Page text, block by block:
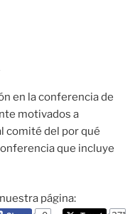
en la conferencia de
motivados a
comité del por qué
que incluye
página: